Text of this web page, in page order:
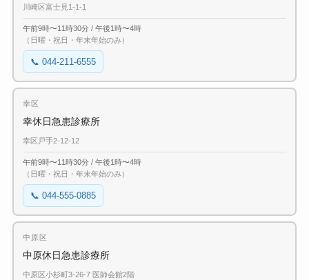
川崎区富士見1-1-1
午前9時〜11時30分 / 午後1時〜4時
（日曜・祝日・年末年始のみ）
📞 044-211-6555
幸区
幸休日急患診療所
幸区戸手2-12-12
午前9時〜11時30分 / 午後1時〜4時
（日曜・祝日・年末年始のみ）
📞 044-555-0885
中原区
中原休日急患診療所
中原区小杉町3-26-7 医師会館2階